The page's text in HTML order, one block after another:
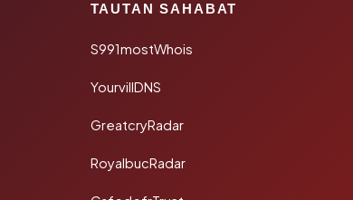
TAUTAN SAHABAT
S991mostWhois
YourvillDNS
GreatcryRadar
RoyalbucRadar